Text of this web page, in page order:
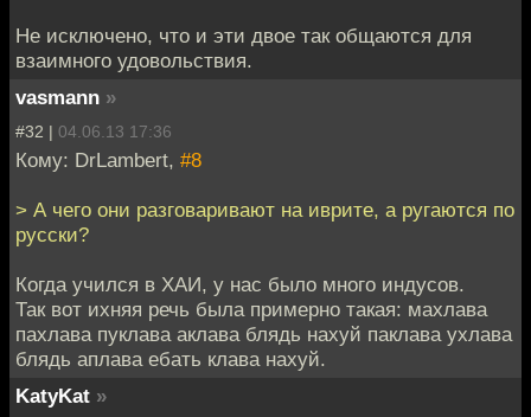
Не исключено, что и эти двое так общаются для
взаимного удовольствия.
vasmann »
#32 | 04.06.13 17:36
Кому: DrLambert, #8
> А чего они разговаривают на иврите, а ругаются по
русски?
Когда учился в ХАИ, у нас было много индусов.
Так вот ихняя речь была примерно такая: махлава
пахлава пуклава аклава блядь нахуй паклава ухлава
блядь аплава ебать клава нахуй.
KatyKat »